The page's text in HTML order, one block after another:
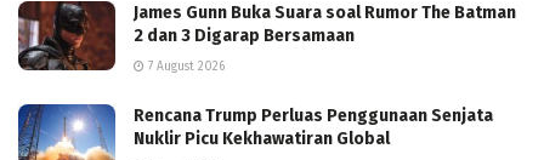
James Gunn Buka Suara soal Rumor The Batman
2 dan 3 Digarap Bersamaan
7 August 2026
Rencana Trump Perluas Penggunaan Senjata
Nuklir Picu Kekhawatiran Global